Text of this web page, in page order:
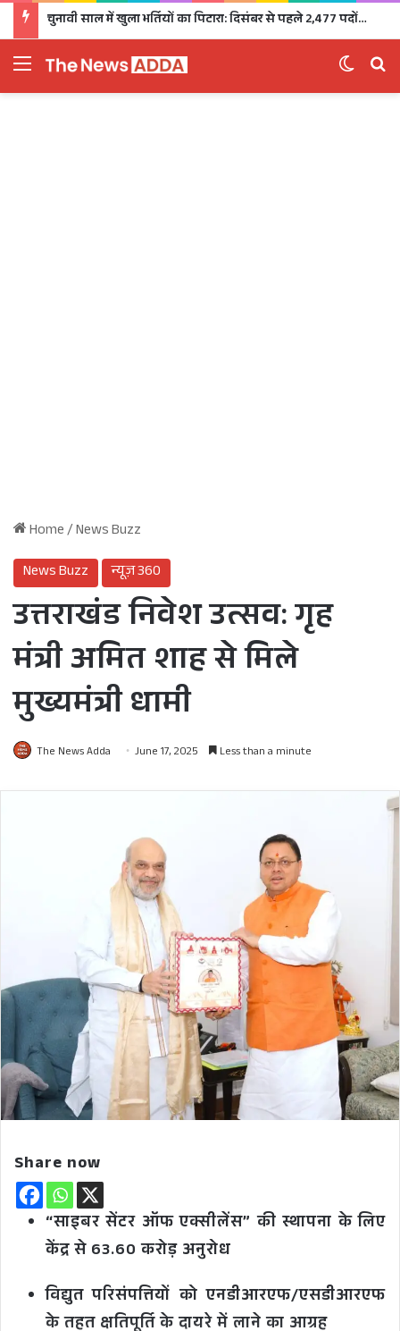
चुनावी साल में खुला भर्तियों का पिटारा: दिसंबर से पहले 2,477 पदों पर भर्ती, 1,470 पदों की परीक्षा भी होगी
Menu
Home/News Buzz
News Buzz
न्यूज़ 360
उत्तराखंड निवेश उत्सव: गृह
मंत्री अमित शाह से मिले
मुख्यमंत्री धामी
The News Adda June 17, 2025 Less than a minute
Share now
“साइबर सेंटर ऑफ एक्सीलेंस” की स्थापना के लिए
केंद्र से 63.60 करोड़ अनुरोध
विद्युत परिसंपत्तियों को एनडीआरएफ/एसडीआरएफ
के तहत क्षतिपूर्ति के दायरे में लाने का आग्रह